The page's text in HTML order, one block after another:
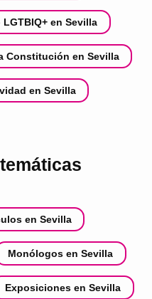
en Sevilla
Constitución en Sevilla
en Sevilla
en Sevilla
Monólogos en Sevilla
Exposiciones en Sevilla